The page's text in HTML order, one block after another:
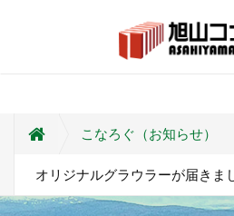
こなろぐ（お知らせ）
オリジナルグラウラーが届きま